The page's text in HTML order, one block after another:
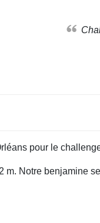
pour le
Notre benjamine